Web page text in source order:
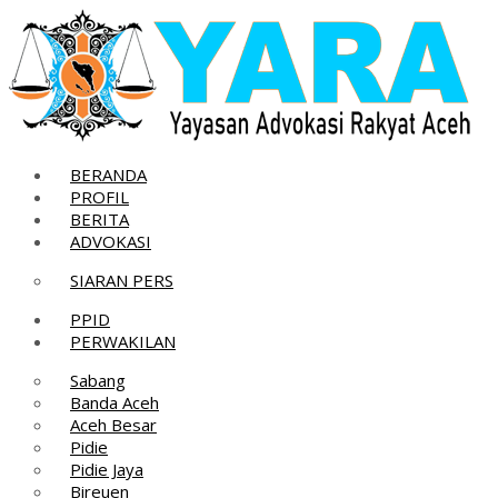
Skip
to
content
BERANDA
PROFIL
BERITA
ADVOKASI
SIARAN PERS
PPID
PERWAKILAN
Sabang
Banda Aceh
Aceh Besar
Pidie
Pidie Jaya
Bireuen